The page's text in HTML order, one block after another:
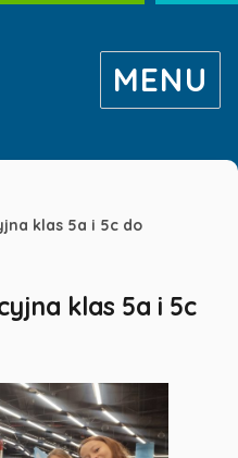
MENU
klas 5a i 5c do
klas 5a i 5c